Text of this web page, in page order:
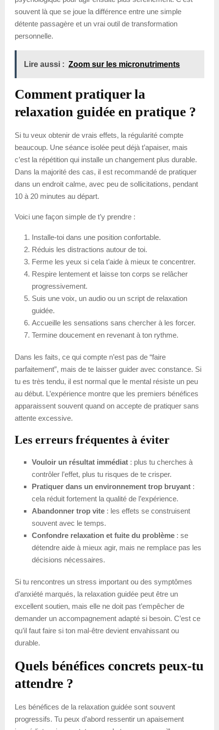
souvent là que se joue la différence entre une simple
détente passagère et un vrai outil de transformation
personnelle.
Lire aussi : Zoom sur les micronutriments
Comment pratiquer la
relaxation guidée en pratique ?
Si tu veux obtenir de vrais effets, la régularité compte
beaucoup. Une séance isolée peut déjà t’apaiser, mais
c’est la répétition qui installe un changement plus durable.
Dans la majorité des cas, il est recommandé de pratiquer
dans un endroit calme, avec peu de sollicitations, pendant
10 à 20 minutes au départ.
Voici une façon simple de t’y prendre :
Installe-toi dans une position confortable.
Réduis les distractions autour de toi.
Ferme les yeux si cela t’aide à mieux te concentrer.
Respire lentement et laisse ton corps se relâcher
progressivement.
Suis une voix, un audio ou un script de relaxation
guidée.
Accueille les sensations sans chercher à les forcer.
Termine doucement en revenant à ton rythme.
Dans les faits, ce qui compte n’est pas de “faire
parfaitement”, mais de te laisser guider avec constance. Si
tu es très tendu, il est normal que le mental résiste un peu
au début. L’expérience montre que les premiers bénéfices
apparaissent souvent quand on accepte de pratiquer sans
attente excessive.
Les erreurs fréquentes à éviter
Vouloir un résultat immédiat : plus tu cherches à
contrôler l’effet, plus tu risques de te crisper.
Pratiquer dans un environnement trop bruyant :
cela réduit fortement la qualité de l’expérience.
Abandonner trop vite : les effets se construisent
souvent avec le temps.
Confondre relaxation et fuite du problème : se
détendre aide à mieux agir, mais ne remplace pas les
décisions nécessaires.
Si tu rencontres un stress important ou des symptômes
d’anxiété marqués, la relaxation guidée peut être un
excellent soutien, mais elle ne doit pas t’empêcher de
demander un accompagnement adapté si besoin. C’est ce
qu’il faut faire si ton mal-être devient envahissant ou
durable.
Quels bénéfices concrets peux-tu
attendre ?
Les bénéfices de la relaxation guidée sont souvent
progressifs. Tu peux d’abord ressentir un apaisement